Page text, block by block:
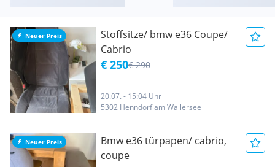
Neuer Preis
Stoffsitze/ bmw e36 Coupe/
Cabrio
€ 250€ 290
20.07. - 15:04 Uhr
5302 Henndorf am Wallersee
Neuer Preis
Bmw e36 türpapen/ cabrio,
coupe